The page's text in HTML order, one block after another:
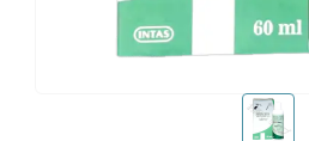
お薬ショップ